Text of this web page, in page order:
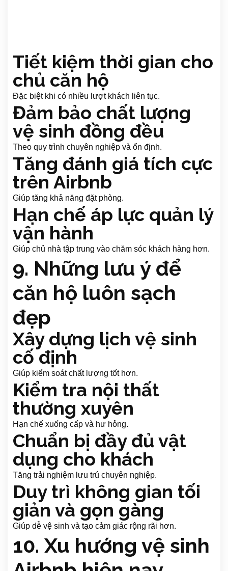
Tiết kiệm thời gian cho
chủ căn hộ
Đặc biệt khi có nhiều lượt khách liên tục.
Đảm bảo chất lượng
vệ sinh đồng đều
Theo quy trình chuyên nghiệp và ổn định.
Tăng đánh giá tích cực
trên Airbnb
Giúp tăng khả năng đặt phòng.
Hạn chế áp lực quản lý
vận hành
Giúp chủ nhà tập trung vào chăm sóc khách hàng hơn.
9. Những lưu ý để
căn hộ luôn sạch
đẹp
Xây dựng lịch vệ sinh
cố định
Giúp kiểm soát chất lượng tốt hơn.
Kiểm tra nội thất
thường xuyên
Hạn chế xuống cấp và hư hỏng.
Chuẩn bị đầy đủ vật
dụng cho khách
Tăng trải nghiệm lưu trú chuyên nghiệp.
Duy trì không gian tối
giản và gọn gàng
Giúp dễ vệ sinh và tạo cảm giác rộng rãi hơn.
10. Xu hướng vệ sinh